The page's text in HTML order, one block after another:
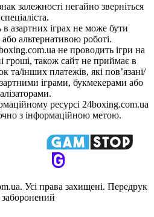
залежності негайно зверніться
азартних іграх не може бути
альтернативою роботі.
не проводить ігри на
гроші, також сайт не приймає в
та/інших платежів, які пов’язані/
іграми, букмекерами або
ресурсі 24boxing.com.ua
з інформаційною метою.
Усi права захищенi. Передрук
заборонений